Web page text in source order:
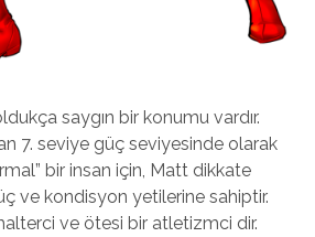
saygın bir konumu vardır.
7. seviye güç seviyesinde olarak
bir insan için, Matt dikkate
ve kondisyon yetilerine sahiptir.
ve ötesi bir atletizmci dir.